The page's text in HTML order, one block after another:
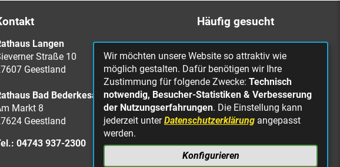
Langen
Straße 10
Geestland
Bad Bederkesa
Markt 8
Geestland
04743 937-2300
Häufig gesucht
Bürgerbüro
Online Rathaus
Was erledige ich wo?
Stellenangebote
Mängelmeldung
defekt
Wir möchten unsere Website so attraktiv wie
möglich gestalten. Dafür benötigen wir Ihre
Zustimmung für folgende Zwecke: Technisch
notwendig, Besucher-Statistiken & Verbesserung
der Nutzungserfahrungen. Die Einstellung kann
jederzeit unterDatenschutzerklärung angepasst
werden.
Konfigurieren